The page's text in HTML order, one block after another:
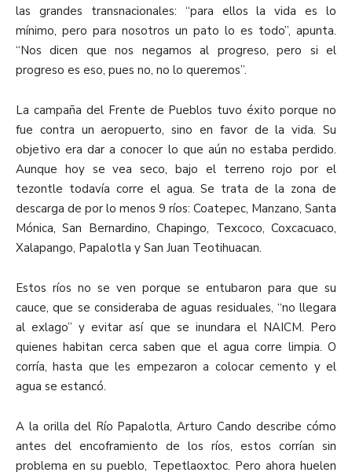
las grandes transnacionales: “para ellos la vida es lo
mínimo, pero para nosotros un pato lo es todo”, apunta.
“Nos dicen que nos negamos al progreso, pero si el
progreso es eso, pues no, no lo queremos”.
La campaña del Frente de Pueblos tuvo éxito porque no
fue contra un aeropuerto, sino en favor de la vida. Su
objetivo era dar a conocer lo que aún no estaba perdido.
Aunque hoy se vea seco, bajo el terreno rojo por el
tezontle todavía corre el agua. Se trata de la zona de
descarga de por lo menos 9 ríos: Coatepec, Manzano, Santa
Mónica, San Bernardino, Chapingo, Texcoco, Coxcacuaco,
Xalapango, Papalotla y San Juan Teotihuacan.
Estos ríos no se ven porque se entubaron para que su
cauce, que se consideraba de aguas residuales, “no llegara
al exlago” y evitar así que se inundara el NAICM. Pero
quienes habitan cerca saben que el agua corre limpia. O
corría, hasta que les empezaron a colocar cemento y el
agua se estancó.
A la orilla del Río Papalotla, Arturo Cando describe cómo
antes del encoframiento de los ríos, estos corrían sin
problema en su pueblo, Tepetlaoxtoc. Pero ahora huelen